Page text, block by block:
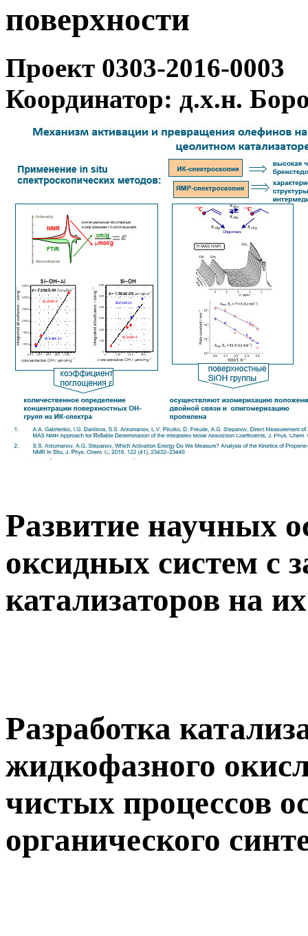
поверхности
Проект 0303-2016-0003
Координатор: д.х.н.
Развитие научных
оксидных систем с
катализаторов на
Разработка
жидкофазного
чистых процессов
органического